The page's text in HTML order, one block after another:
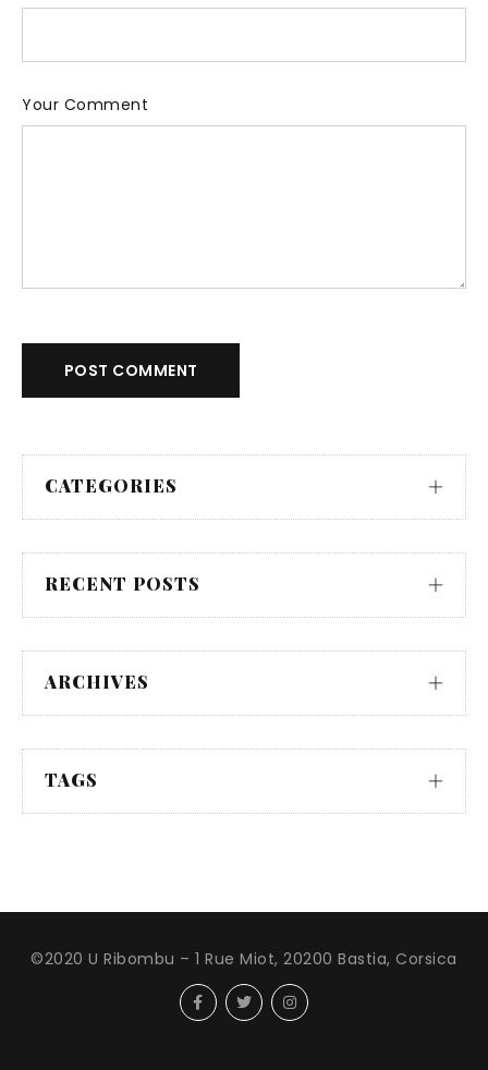
Your Comment
POST COMMENT
CATEGORIES
RECENT POSTS
ARCHIVES
TAGS
©2020 U Ribombu – 1 Rue Miot, 20200 Bastia, Corsica